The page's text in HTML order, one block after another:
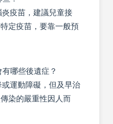
疫苗，建議兒童接
定疫苗，要靠一般預
哪些後遺症？
運動障礙，但及早治
染的嚴重性因人而